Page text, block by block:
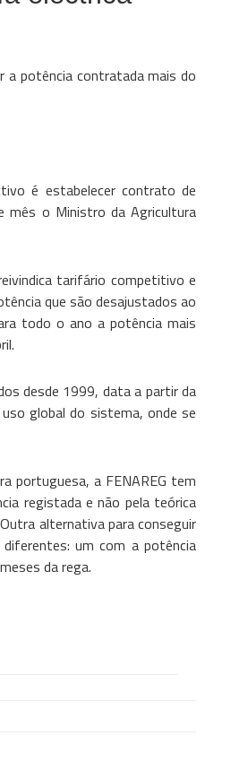
a potência contratada mais do
é estabelecer contrato de
mês o Ministro da Agricultura
tarifário competitivo e
que são desajustados ao
todo o ano a potência mais
desde 1999, data a partir da
global do sistema, onde se
portuguesa, a FENAREG tem
registada e não pela teórica
alternativa para conseguir
um com a potência
da rega.